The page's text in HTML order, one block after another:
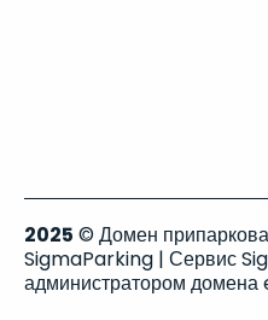
2025 © Домен
SigmaParking | Сервис
администратором